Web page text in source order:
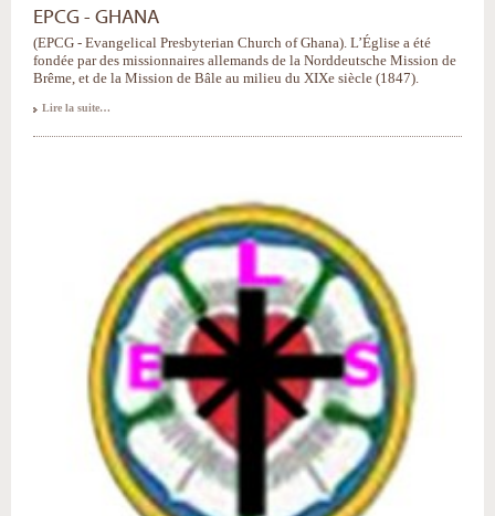
EPCG - GHANA
(EPCG - Evangelical Presbyterian Church of Ghana). L’Église a été
fondée par des missionnaires allemands de la Norddeutsche Mission de
Brême, et de la Mission de Bâle au milieu du XIXe siècle (1847).
Lire la suite…